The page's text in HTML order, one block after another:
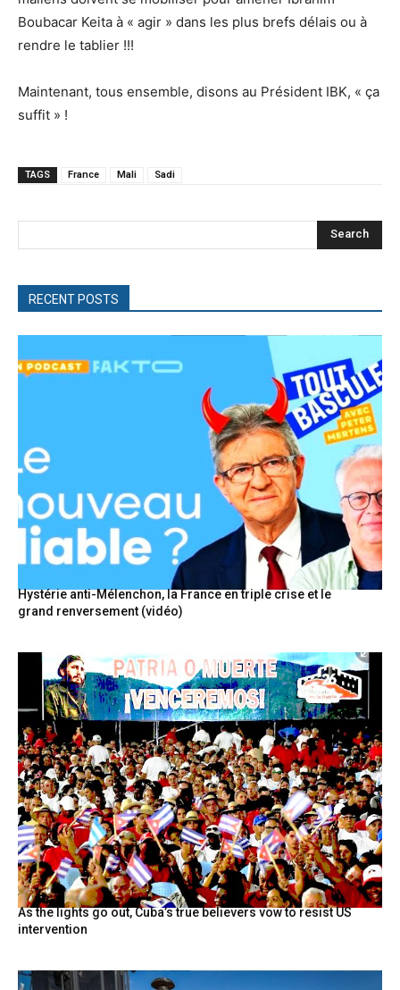
Boubacar Keita à « agir » dans les plus brefs délais ou à
rendre le tablier !!!
Maintenant, tous ensemble, disons au Président IBK, « ça
suffit » !
TAGS France Mali Sadi
Search
RECENT POSTS
Hystérie anti-Mélenchon, la France en triple crise et le
grand renversement (vidéo)
As the lights go out, Cuba’s true believers vow to resist US
intervention